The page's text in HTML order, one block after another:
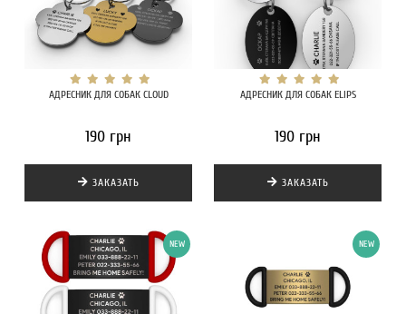
АДРЕСНИК ДЛЯ СОБАК CLOUD
190 грн
ЗАКАЗАТЬ
АДРЕСНИК ДЛЯ СОБАК ELIPS
190 грн
ЗАКАЗАТЬ
NEW NEW